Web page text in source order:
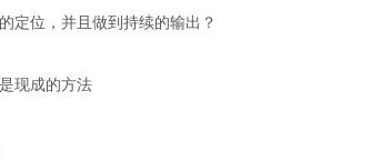
定位，并且做到持续的输出？
现成的方法